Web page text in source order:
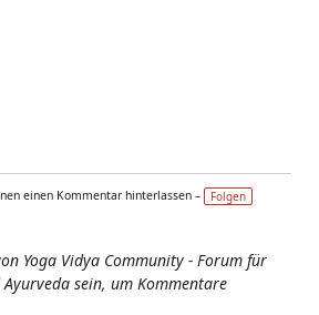
einen Kommentar hinterlassen – Folgen
Yoga Vidya Community - Forum für
sein, um Kommentare